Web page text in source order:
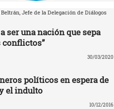
Jefe de la Delegación de Diálogos
ser una nación que sepa
conflictos”
30/03/2020
políticos en espera de
el indulto
10/12/2016